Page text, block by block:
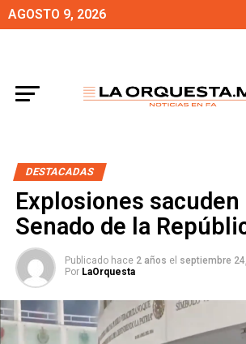
AGOSTO 9, 2026
DESTACADAS
Explosiones sacuden
Senado de la
Publicado hace 2 años el septiembre
Por LaOrquesta